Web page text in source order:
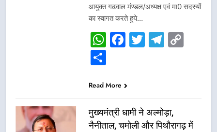
आयुक्त गढवाल मंण्डल/अध्यक्ष एवं मा0 सदस्यों
का स्वागत करते हुये…
WhatsApp
Facebook
Twitter
Share
Read More
मुख्यमंत्री धामी ने अल्मोड़ा,
नैनीताल, चमोली और पिथौरागढ़ में